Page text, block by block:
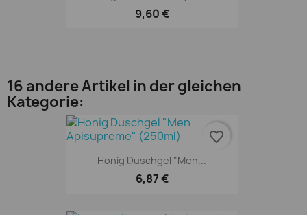
9,60 €
16 andere Artikel in der gleichen
Kategorie:
Honig Duschgel "Men...
6,87 €
favorite_border